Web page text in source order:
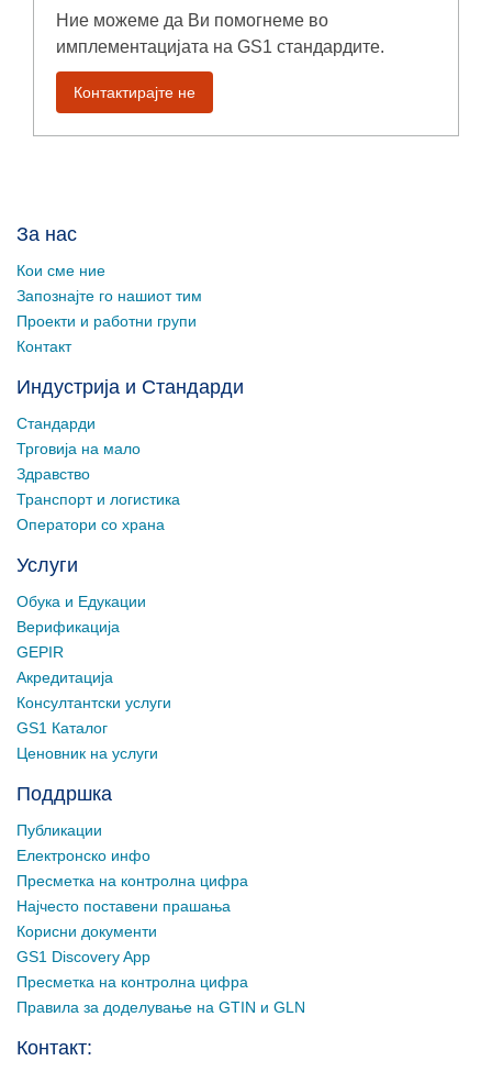
Ние можеме да Ви помогнеме во
имплементацијата на GS1 стандардите.
Контактирајте не
За нас
Кои сме ние
Запознајте го нашиот тим
Проекти и работни групи
Контакт
Индустрија и Стандарди
Стандарди
Трговија на мало
Здравство
Транспорт и логистика
Оператори со храна
Услуги
Обука и Едукации
Верификација
GEPIR
Акредитација
Консултантски услуги
GS1 Каталог
Ценовник на услуги
Поддршка
Публикации
Електронско инфо
Пресметка на контролна цифра
Најчесто поставени прашања
Корисни документи
GS1 Discovery App
Пресметка на контролна цифра
Правила за доделување на GTIN и GLN
Контакт: